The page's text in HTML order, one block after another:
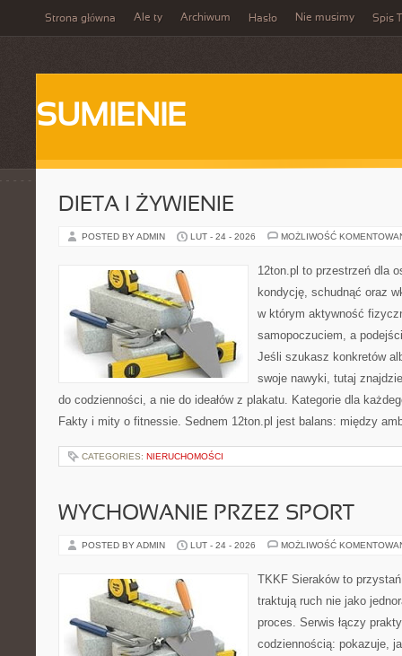
Strona główna Ale ty Archiwum Hasło Nie musimy Spis
SUMIENIE
DIETA I ŻYWIENIE
POSTED BY ADMIN LUT - 24 - 2026 MOŻLIWOŚĆ
12ton.pl to przestrzeń dla
kondycję, schudnąć oraz
w którym aktywność
samopoczuciem, a
Jeśli szukasz konkretów
swoje nawyki, tutaj
do codzienności, a nie do ideałów z plakatu. Kategorie dla
Fakty i mity o fitnessie. Sednem 12ton.pl jest balans: między
CATEGORIES: NIERUCHOMOŚCI
WYCHOWANIE PRZEZ SPORT
POSTED BY ADMIN LUT - 24 - 2026 MOŻLIWOŚĆ
TKKF Sieraków to
traktują ruch nie jako
proces. Serwis łączy
codziennością: pokazuje,